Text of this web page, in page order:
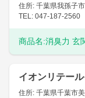
住所: 千葉県我孫子
TEL: 047-187-2560
商品名:消臭力 玄
イオンリテー
住所: 千葉県千葉市